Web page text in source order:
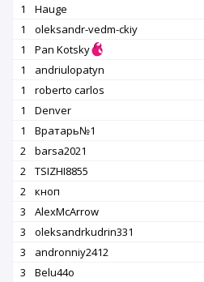
1 Hauge
1
oleksandr-vedm-ckiy
1
Pan Kotsky
1
andriulopatyn
1
roberto carlos
1
Denver
1
Вратарь№1
2
barsa2021
2
TSIZHI8855
2
кноп
3
AlexMcArrow
3
oleksandrkudrin331
3
andronniy2412
3
Belu44o